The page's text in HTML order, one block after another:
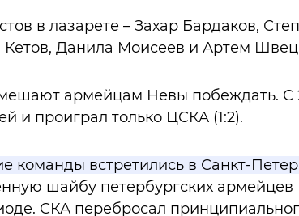
в лазарете – Захар Бардаков,
Данила Моисеев и Артем
армейцам Невы побеждать. С
и проиграл только ЦСКА (1:2).
команды встретились в Санкт-
шайбу петербургских армейцев
СКА перебросал